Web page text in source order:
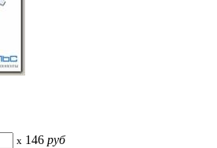
x 146 руб